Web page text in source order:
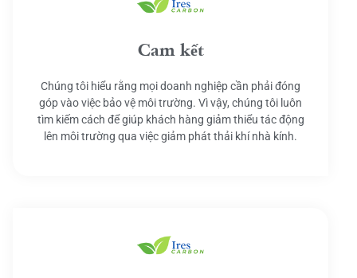
Cam kết
Chúng tôi hiểu rằng mọi doanh nghiệp cần phải đóng
góp vào việc bảo vệ môi trường. Vì vậy, chúng tôi luôn
tìm kiếm cách để giúp khách hàng giảm thiểu tác động
lên môi trường qua việc giảm phát thải khí nhà kính.